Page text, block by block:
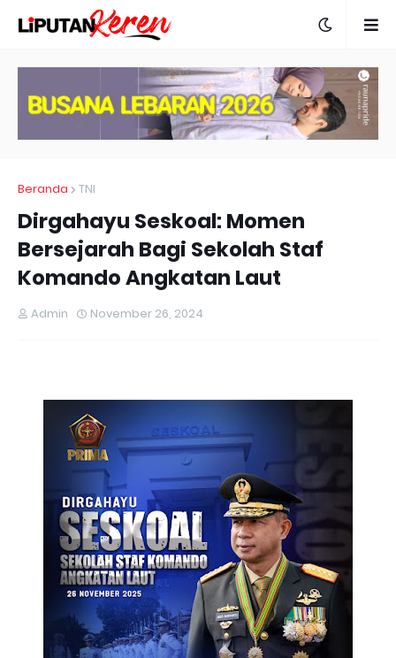
Beranda TNI
Dirgahayu Seskoal: Momen
Bersejarah Bagi Sekolah Staf
Komando Angkatan Laut
Admin November 26, 2024